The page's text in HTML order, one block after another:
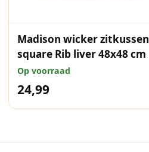
Madison wicker zitkussen
square Rib liver 48x48 cm
Op voorraad
24,99